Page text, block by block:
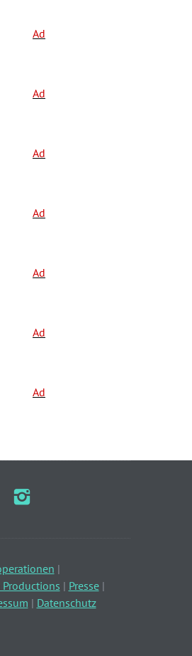
|
Productions | Presse|
| Datenschutz